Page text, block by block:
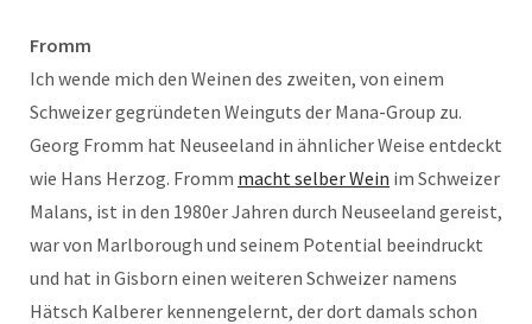
Fromm
Ich wende mich den Weinen des zweiten, von einem
Schweizer gegründeten Weinguts der Mana-Group zu.
Georg Fromm hat Neuseeland in ähnlicher Weise entdeckt
wie Hans Herzog. Fromm macht selber Wein im Schweizer
Malans, ist in den 1980er Jahren durch Neuseeland gereist,
war von Marlborough und seinem Potential beeindruckt
und hat in Gisborn einen weiteren Schweizer namens
Hätsch Kalberer kennengelernt, der dort damals schon